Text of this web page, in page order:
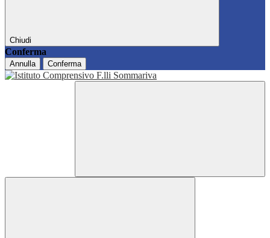
Chiudi
Conferma
Annulla Conferma